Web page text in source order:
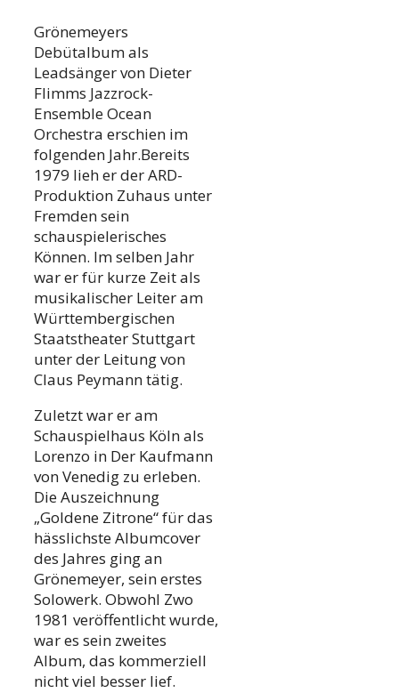
Grönemeyers
Debütalbum als
Leadsänger von Dieter
Flimms Jazzrock-
Ensemble Ocean
Orchestra erschien im
folgenden Jahr.Bereits
1979 lieh er der ARD-
Produktion Zuhaus unter
Fremden sein
schauspielerisches
Können. Im selben Jahr
war er für kurze Zeit als
musikalischer Leiter am
Württembergischen
Staatstheater Stuttgart
unter der Leitung von
Claus Peymann tätig.
Zuletzt war er am
Schauspielhaus Köln als
Lorenzo in Der Kaufmann
von Venedig zu erleben.
Die Auszeichnung
„Goldene Zitrone“ für das
hässlichste Albumcover
des Jahres ging an
Grönemeyer, sein erstes
Solowerk. Obwohl Zwo
1981 veröffentlicht wurde,
war es sein zweites
Album, das kommerziell
nicht viel besser lief.